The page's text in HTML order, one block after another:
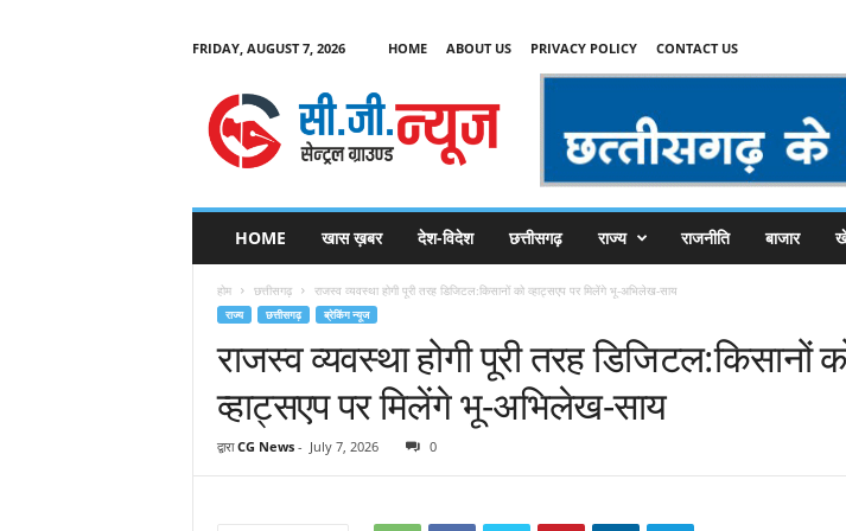
FRIDAY, AUGUST 7, 2026 HOME ABOUT US PRIVACY POLICY CONTACT US
C
HOME खास ख़बर देश-विदेश छत्तीसगढ़ राज्य राजनीति बाजार
होम छत्तीसगढ़ राजस्व व्यवस्था होगी पूरी तरह डिजिटल:किसानों को व्हाट्सएप पर मिलेंगे भू-अभिलेख-साय
राज्य छत्तीसगढ़ ब्रेकिंग न्यूज
राजस्व व्यवस्था होगी पूरी तरह डिजिटल:किसानों
व्हाट्सएप पर मिलेंगे भू-अभिलेख-साय
द्वारा CG News- July 7, 2026 0